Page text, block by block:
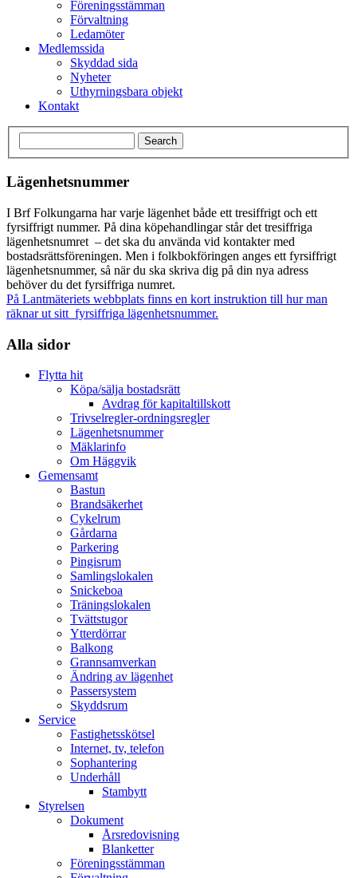
Föreningsstämman
Förvaltning
Ledamöter
Medlemssida
Skyddad sida
Nyheter
Uthyrningsbara objekt
Kontakt
Lägenhetsnummer
I Brf Folkungarna har varje lägenhet både ett tresiffrigt och ett
fyrsiffrigt nummer. På dina köpehandlingar står det tresiffriga
lägenhetsnumret – det ska du använda vid kontakter med
bostadsrättsföreningen. Men i folkbokföringen anges ett fyrsiffrigt
lägenhetsnummer, så när du ska skriva dig på din nya adress
behöver du det fyrsiffriga numret.
På Lantmäteriets webbplats finns en kort instruktion till hur man
räknar ut sitt fyrsiffriga lägenhetsnummer.
Alla sidor
Flytta hit
Köpa/sälja bostadsrätt
Avdrag för kapitaltillskott
Trivselregler-ordningsregler
Lägenhetsnummer
Mäklarinfo
Om Häggvik
Gemensamt
Bastun
Brandsäkerhet
Cykelrum
Gårdarna
Parkering
Pingisrum
Samlingslokalen
Snickeboa
Träningslokalen
Tvättstugor
Ytterdörrar
Balkong
Grannsamverkan
Ändring av lägenhet
Passersystem
Skyddsrum
Service
Fastighetsskötsel
Internet, tv, telefon
Sophantering
Underhåll
Stambytt
Styrelsen
Dokument
Årsredovisning
Blanketter
Föreningsstämman